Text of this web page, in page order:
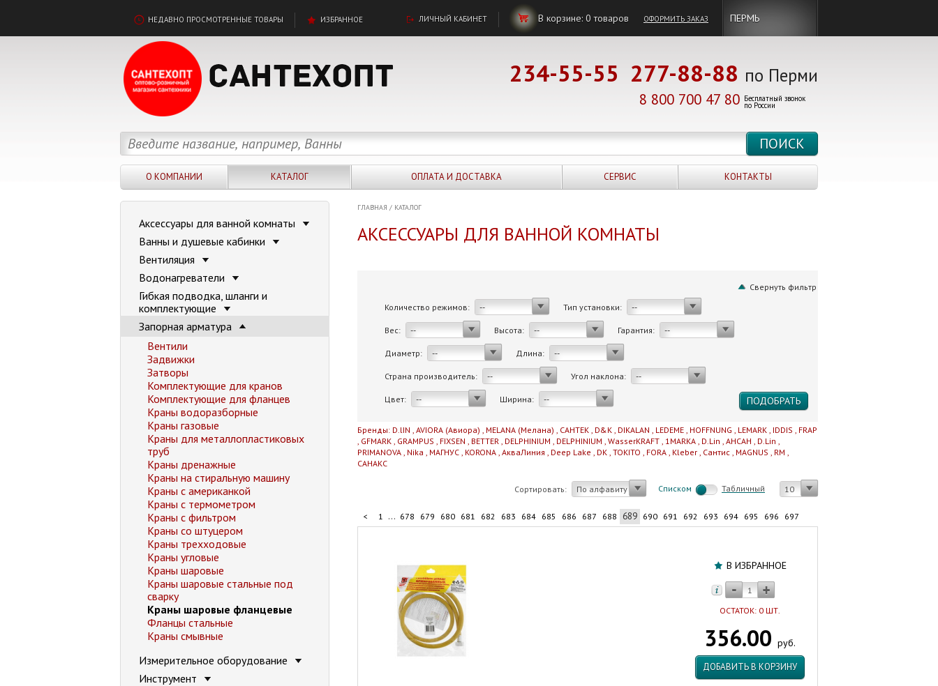
НЕДАВНО ПРОСМОТРЕННЫЕ ТОВАРЫ ИЗБРАННОЕ ЛИЧНЫЙ КАБИНЕТ В корзине: 0товаров ОФОРМИТЬ ЗАКАЗ ПЕРМЬ
234-55-55 277-88-88 по Перми
8 800 700 47 80 Бесплатный звонок
по России
О КОМПАНИИ КАТАЛОГ ОПЛАТА И ДОСТАВКА СЕРВИС КОНТАКТЫ
ГЛАВНАЯ / КАТАЛОГ
АКСЕССУАРЫ ДЛЯ ВАННОЙ КОМНАТЫ
Свернуть фильтр
Количество режимов:
-- Тип установки: --
Вес: -- Высота: -- Гарантия: --
Диаметр: -- Длина: --
Страна производитель: -- Угол наклона: --
Цвет: -- Ширина: --
Бренды: D.lIN , AVIORA (Авиора) , MELANA (Мелана) , САНТЕК , D&K , DIKALAN , LEDEME , HOFFNUNG , LEMARK , IDDIS , FRAP
, GFMARK , GRAMPUS , FIXSEN , BETTER , DELPHINIUM , DELPHINIUM , WasserKRAFT , 1MARKA , D.Lin , AHCAH , D.Lin ,
PRIMANOVA , Nika , МАГНУС , KORONA , АкваЛиния , Deep Lake , DK , TOKITO , FORA , Kleber , Сантис , MAGNUS , RM ,
САНАКС
Сортировать: По алфавиту Cписком Табличный 10
< 1 ... 678 679 680 681 682 683 684 685 686 687 688 689 690 691 692 693 694 695 696
697
В ИЗБРАННОЕ
ОСТАТОК: 0 ШТ.
356.00 руб.
ДОБАВИТЬ В КОРЗИНУ
Аксессуары для ванной комнаты
Ванны и душевые кабинки
Вентиляция
Водонагреватели
Гибкая подводка, шланги и
комплектующие
Запорная арматура
Вентили
Задвижки
Затворы
Комплектующие для кранов
Комплектующие для фланцев
Краны водоразборные
Краны газовые
Краны для металлопластиковых
труб
Краны дренажные
Краны на стиральную машину
Краны с американкой
Краны с термометром
Краны с фильтром
Краны со штуцером
Краны трехходовые
Краны угловые
Краны шаровые
Краны шаровые стальные под
сварку
Краны шаровые фланцевые
Фланцы стальные
Краны смывные
Измерительное оборудование
Инструмент